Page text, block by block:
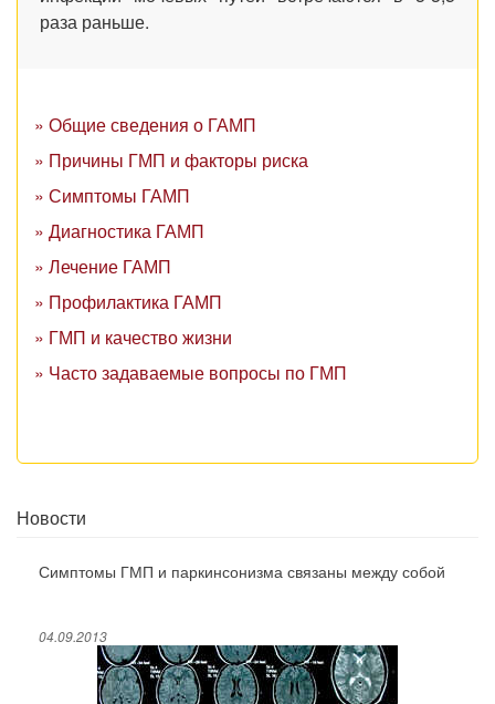
раза раньше.
» Общие сведения о ГАМП
» Причины ГМП и факторы риска
» Симптомы ГАМП
» Диагностика ГАМП
» Лечение ГАМП
» Профилактика ГАМП
» ГМП и качество жизни
» Часто задаваемые вопросы по ГМП
Новости
Симптомы ГМП и паркинсонизма связаны между собой
04.09.2013